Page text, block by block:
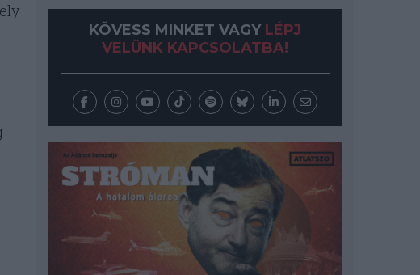
KÖVESS MINKET VAGY LÉPJ
VELÜNK KAPCSOLATBA!